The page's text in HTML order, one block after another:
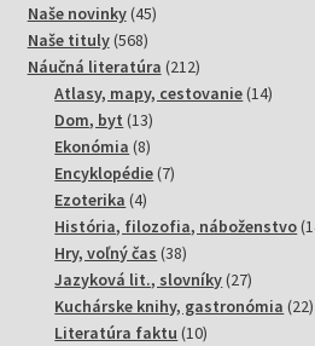
Naše novinky 4545
Naše tituly 568568
produktov
Náučná literatúra 212212
produktov
Atlasy, mapy, cestovanie 1414
Dom, byt 1313
produktov
Ekonómia 88
produktov
Encyklopédie 77
Ezoterika 44
produkty
História, filozofia, náboženstvo
Hry, voľný čas 3838
produktov
Jazyková lit., slovníky 2727
produktov
Kuchárske knihy, gastronómia 2222
Literatúra faktu 1010